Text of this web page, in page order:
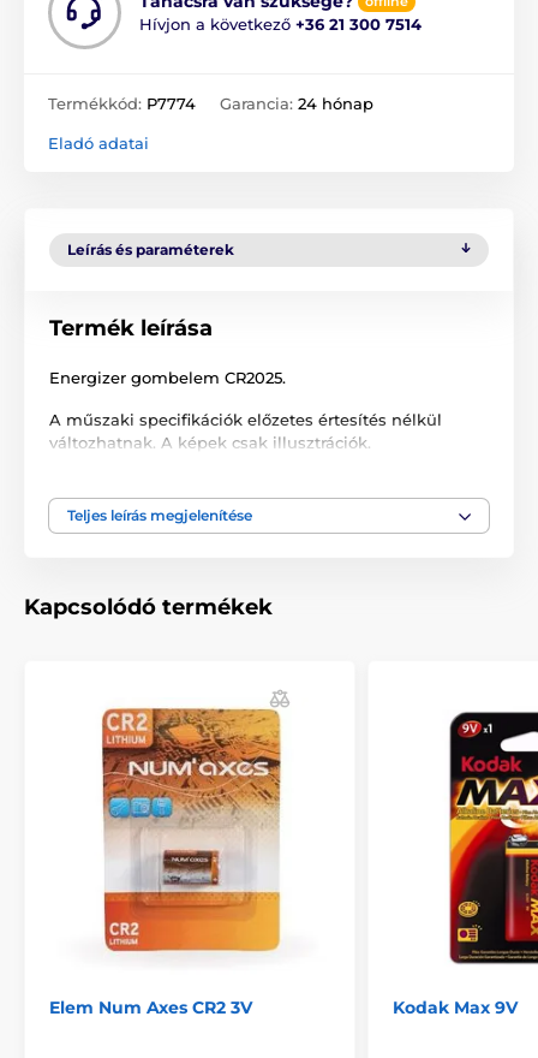
Hívjon a következő +36 21 300 7514
Termékkód: P7774 Garancia: 24 hónap
Eladó adatai
Leírás és paraméterek
Termék leírása
Energizer gombelem CR2025.
A műszaki specifikációk előzetes értesítés nélkül
változhatnak. A képek csak illusztrációk.
A termék a következő kategóriákba sorolt
Ceruzaelemek
Tartozékok kerítéshez
Ceruzaelemek
Teljes leírás megjelenítése
Kapcsolódó termékek
Elem Num Axes CR2 3V Kodak Max 9V